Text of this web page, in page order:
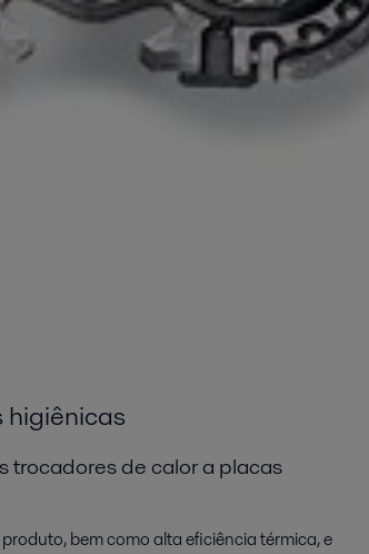
trocadores de calor a placas
bem como alta eficiência térmica, e